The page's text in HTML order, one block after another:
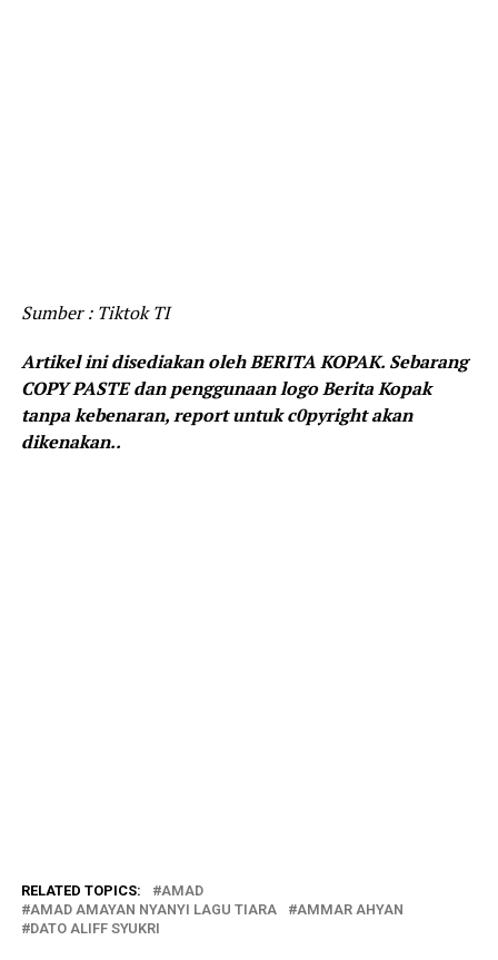
Sumber : Tiktok TI
Artikel ini disediakan oleh BERITA KOPAK. Sebarang
COPY PASTE dan penggunaan logo Berita Kopak
tanpa kebenaran, report untuk c0pyright akan
dikenakan..
RELATED TOPICS:
AMAD
AMAD AMAYAN NYANYI LAGU TIARA
AMMAR AHYAN
DATO ALIFF SYUKRI